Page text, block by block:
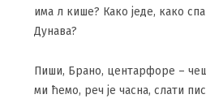
има л кише? Како једе, како
Дунава?
Пиши, Брано, центарфоре –
ми ћемо, реч је часна, слати